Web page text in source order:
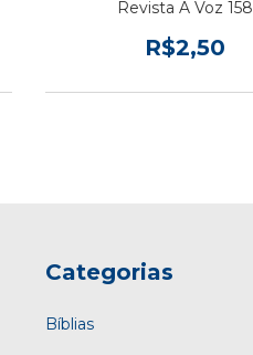
Revista A Voz 158
R$2,50
Categorias
Bíblias